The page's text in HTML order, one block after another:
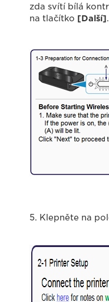
zda svítí bílá
na tlačítko [Další].
5. Klepněte na